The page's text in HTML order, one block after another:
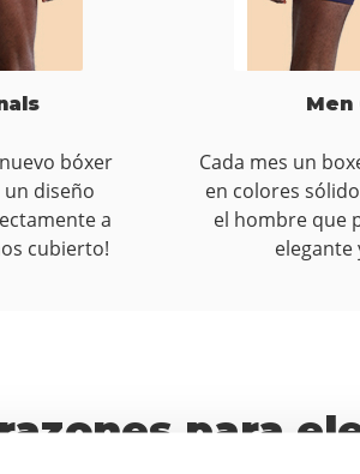
bóxer
diseño
a
cubierto!
Men
Cada mes un
en colores
el hombre que
elegante
para